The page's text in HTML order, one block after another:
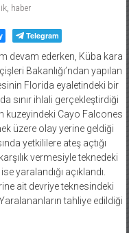
, haber
Telegram
devam ederken, Küba kara
Bakanlığı’ndan yapılan
Florida eyaletindeki bir
sınır ihlali gerçekleştirdiği
kuzeyindeki Cayo Falcones
üzere olay yerine geldiği
yetkililere ateş açtığı
vermesiyle teknedeki
yaralandığı açıklandı.
ait devriye teknesindeki
tahliye edildiği